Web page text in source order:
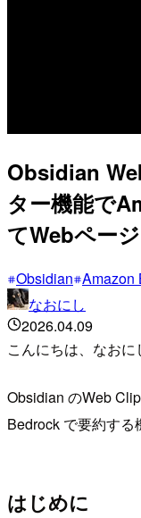
Obsidian
ター機能で
てWebペー
Obsidian Amazon
なおにし
2026.04.09
こんにちは、なおに
Obsidian のWeb
Bedrock で要約する
はじめに